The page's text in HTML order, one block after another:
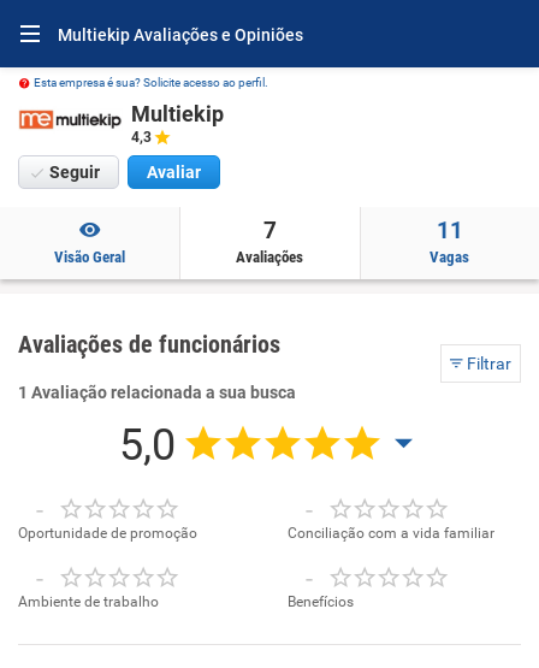
Multiekip Avaliações e Opiniões
Esta empresa é sua? Solicite acesso ao perfil.
Multiekip
4,3
Seguir Avaliar
Visão Geral
7
Avaliações
11
Vagas
Avaliações de funcionários
Filtrar
1 Avaliação relacionada a sua busca
5,0
-
Oportunidade de promoção
-
Conciliação com a vida familiar
-
Ambiente de trabalho
-
Benefícios